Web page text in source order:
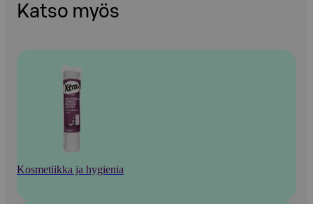
Katso myös
Kosmetiikka ja hygienia